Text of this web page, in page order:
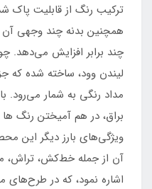
ترکیب رنگ از قابلیت پاک
همچنین بدنه چند وجهی آن
چند برابر افزایش می‌دهد.
لیندن وود، ساخته شده که
مداد رنگی به شمار می‌رود.
براق، در هم آمیختن رنگ
ویژگی‌های بارز دیگر این
آن از جمله خط‌کش، تراش،
اشاره نمود، که در طرح‌های